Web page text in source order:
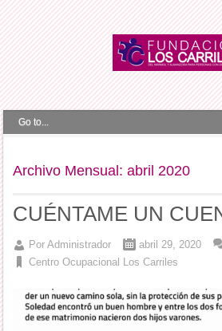
Archivo Mensual: abril 2020
CUÉNTAME UN
PorAdministrador
abril 29, 2020
Centro Ocupacional Los Carriles